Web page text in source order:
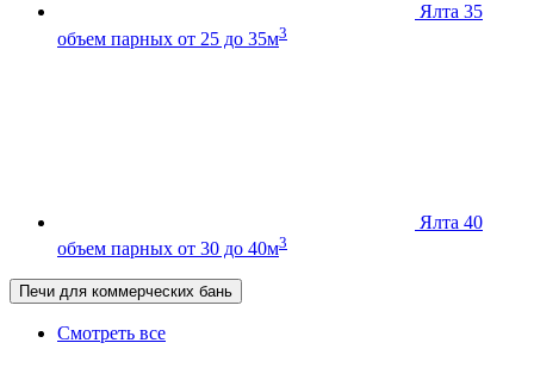
Ялта 35
объем парных от 25 до 35м3
Ялта 40
объем парных от 30 до 40м3
Печи для коммерческих бань
Смотреть все